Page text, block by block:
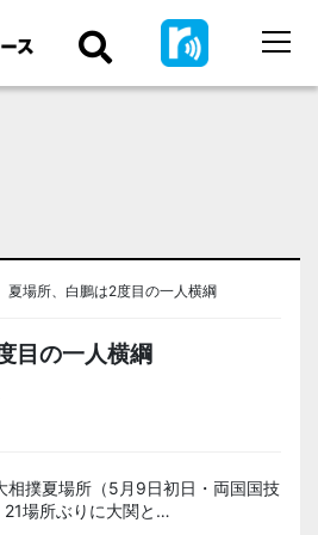
夏場所、白鵬は2度目の一人横綱
目の一人横綱
相撲夏場所（5月9日初日・両国国技
場所ぶりに大関と…